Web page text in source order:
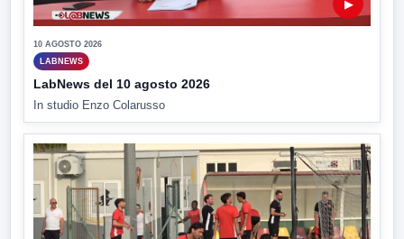
▶
10 AGOSTO 2026
LABNEWS
LabNews del 10 agosto 2026
In studio Enzo Colarusso